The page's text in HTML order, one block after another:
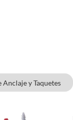
Anclaje y Taquetes